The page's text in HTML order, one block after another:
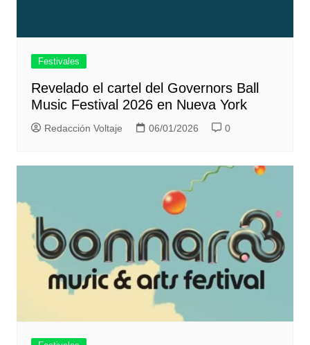
Festivales
Revelado el cartel del Governors Ball
Music Festival 2026 en Nueva York
Redacción Voltaje 06/01/2026 0